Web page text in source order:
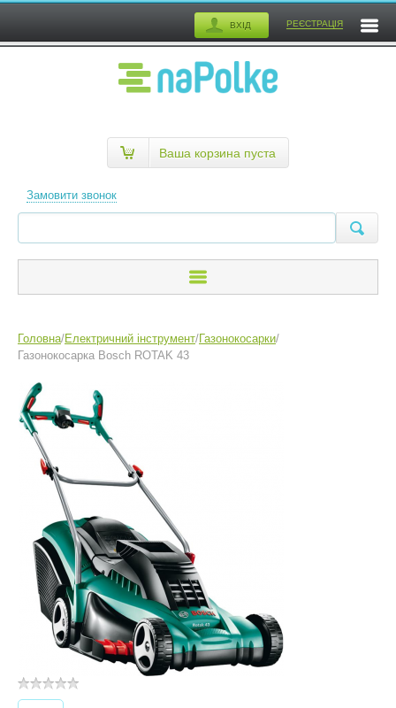
ВХІД РЕЄСТРАЦІЯ
Замовити звонок
Ваша корзина пуста
Головна/Електричний інструмент/Газонокосарки/
Газонокосарка Bosch ROTAK 43